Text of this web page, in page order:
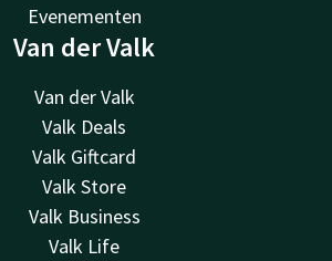
Evenementen
Van der Valk
Van der Valk
Valk Deals
Valk Giftcard
Valk Store
Valk Business
Valk Life